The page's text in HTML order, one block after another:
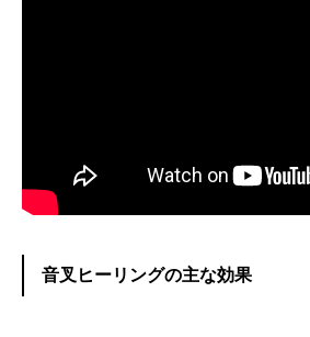
音叉ヒーリングの主な効果